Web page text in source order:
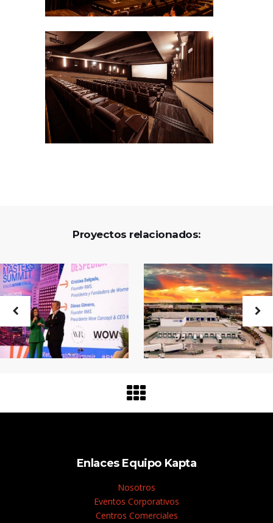
Proyectos relacionados:
Enlaces Equipo Kapta
Nosotros
Eventos Corporativos
Centros Comerciales